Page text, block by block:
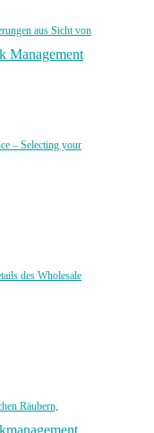
aus Sicht von
Management
– Selecting your
des Wholesale
Räubern,